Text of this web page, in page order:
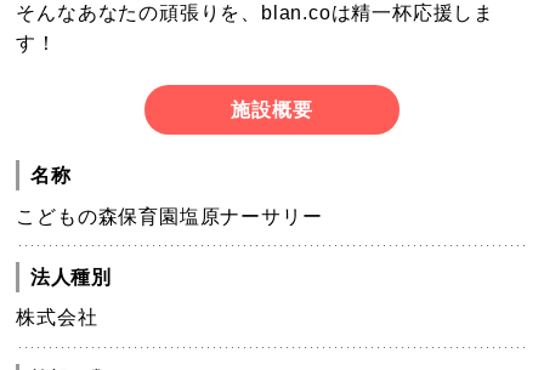
そんなあなたの頑張りを、blan.coは精一杯応援しま
す！
施設概要
名称
こどもの森保育園塩原ナーサリー
法人種別
株式会社